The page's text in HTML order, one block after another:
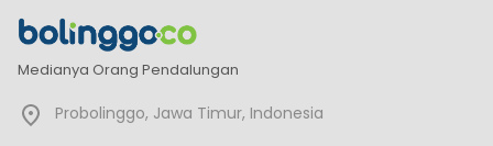
Medianya Orang Pendalungan
Probolinggo, Jawa Timur, Indonesia